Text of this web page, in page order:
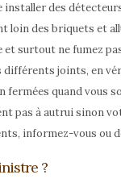
des
loin des briquets et
et surtout ne fumez
différents joints, en
quand vous
pas à autrui sinon
informez-vous ou
?